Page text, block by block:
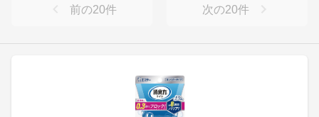
前の20件 次の20件